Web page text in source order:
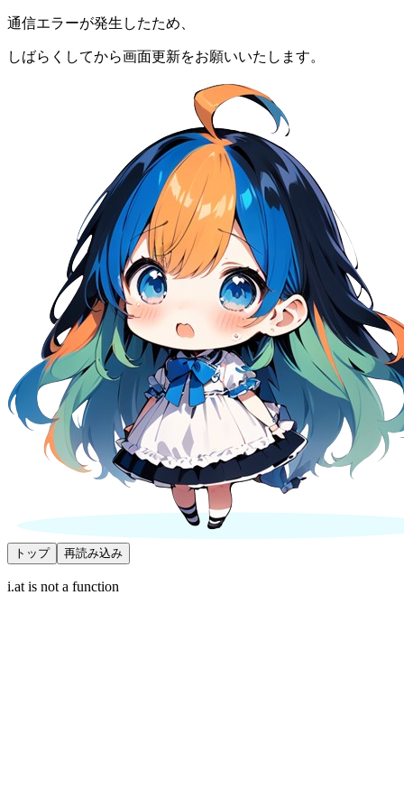
通信エラーが発生したため、
しばらくしてから画面更新をお願いいたします。
トップ 再読み込み
i.at is not a function